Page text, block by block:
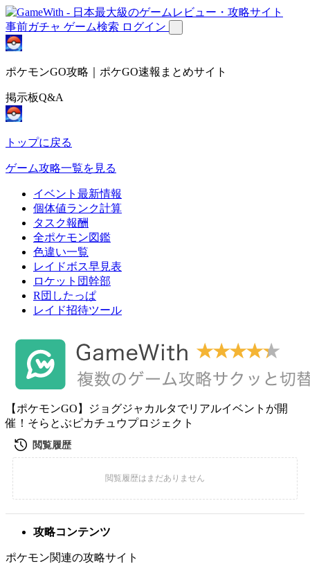
事前ガチャ ゲーム検索 ログイン
ポケモンGO攻略｜ポケGO速報まとめサイト
掲示板Q&A
トップに戻る
ゲーム攻略一覧を見る
イベント最新情報
個体値ランク計算
タスク報酬
全ポケモン図鑑
色違い一覧
レイドボス早見表
ロケット団幹部
R団したっぱ
レイド招待ツール
【ポケモンGO】ジョグジャカルタでリアルイベントが開
催！そらとぶピカチュウプロジェクト
攻略コンテンツ
ポケモン関連の攻略サイト